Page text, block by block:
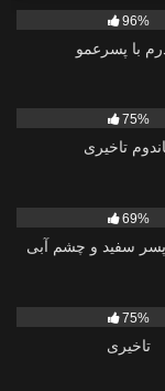
96%
با پسرعمو
75%
تاخیری
69%
پسر سفید و چشم آبی
75%
تاخیری